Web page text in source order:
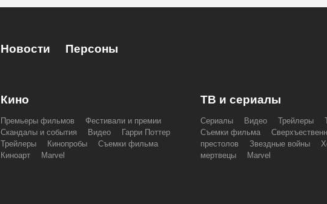
Новости Персоны
Кино
Премьеры фильмов
Фестивали и премии
Скандалы и события
Видео
Гарри Поттер
Трейлеры
Кинопробы
Съемки фильма
Киноарт
Marvel
ТВ и сериалы
Сериалы Видео Трейлеры
Съемки фильма
престолов
Звездные войны
мертвецы
Marvel